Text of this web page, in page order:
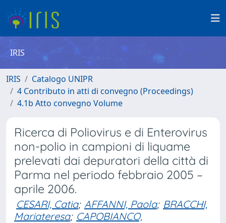
IRIS
IRIS
Catalogo UNIPR
4 Contributo in atti di convegno (Proceedings)
4.1b Atto convegno Volume
Ricerca di Poliovirus e di Enterovirus
non-polio in campioni di liquame
prelevati dai depuratori della città di
Parma nel periodo febbraio 2005 –
aprile 2006.
CESARI, Catia; AFFANNI, Paola; BRACCHI,
Mariateresa; CAPOBIANCO,